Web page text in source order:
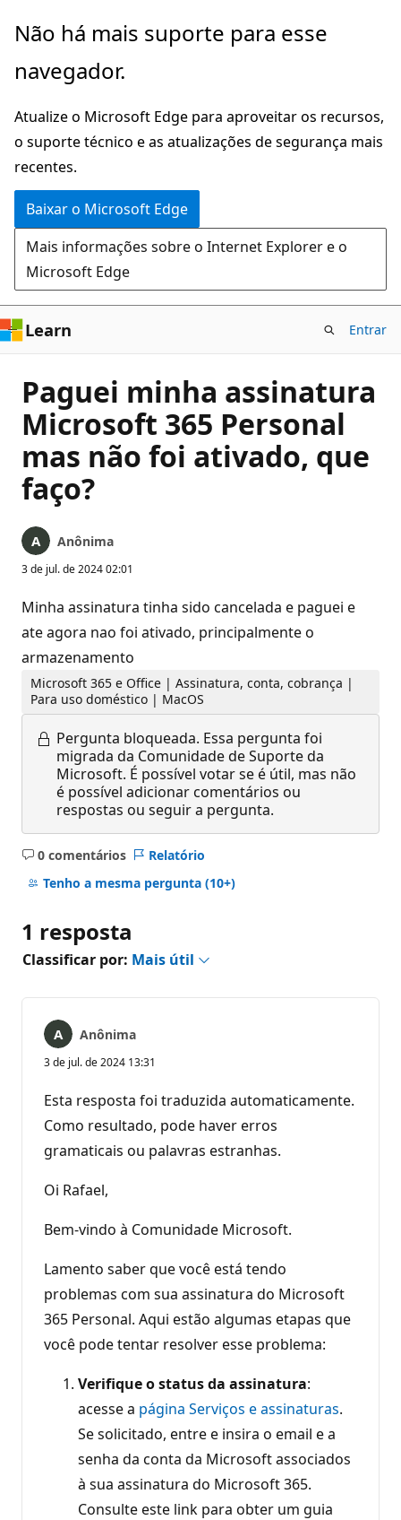
Pular
o
principal
Não há mais suporte para esse
navegador.
Atualize o Microsoft Edge para aproveitar os recursos,
o suporte técnico e as atualizações de segurança mais
recentes.
Baixar o Microsoft Edge
Mais informações sobre o Internet Explorer e o
Microsoft Edge
Learn Entrar
Paguei minha assinatura
Microsoft 365 Personal
mas não foi ativado, que
faço?
Anônima
3 de jul. de 2024 02:01
Minha assinatura tinha sido cancelada e paguei e
ate agora nao foi ativado, principalmente o
armazenamento
Microsoft 365 e Office | Assinatura, conta, cobrança |
Para uso doméstico | MacOS
Pergunta bloqueada. Essa pergunta foi
migrada da Comunidade de Suporte da
Microsoft. É possível votar se é útil, mas não
é possível adicionar comentários ou
respostas ou seguir a pergunta.
0 comentários
Sem
comentários
Relatório
Tenho a mesma pergunta (10+)
1 resposta
Classificar por: Mais útil
Anônima
3 de jul. de 2024 13:31
Esta resposta foi traduzida automaticamente.
Como resultado, pode haver erros
gramaticais ou palavras estranhas.
Oi Rafael,
Bem-vindo à Comunidade Microsoft.
Lamento saber que você está tendo
problemas com sua assinatura do Microsoft
365 Personal. Aqui estão algumas etapas que
você pode tentar resolver esse problema:
Verifique o status da assinatura:
acesse a página Serviços e assinaturas.
Se solicitado, entre e insira o email e a
senha da conta da Microsoft associados
à sua assinatura do Microsoft 365.
Consulte este link para obter um guia